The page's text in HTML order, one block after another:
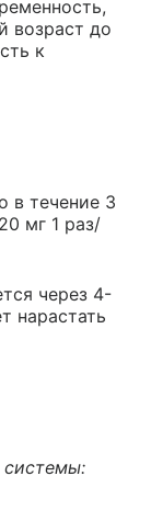
возраст до
к
в течение 3
мг 1 раз/
через 4-
нарастать
системы: